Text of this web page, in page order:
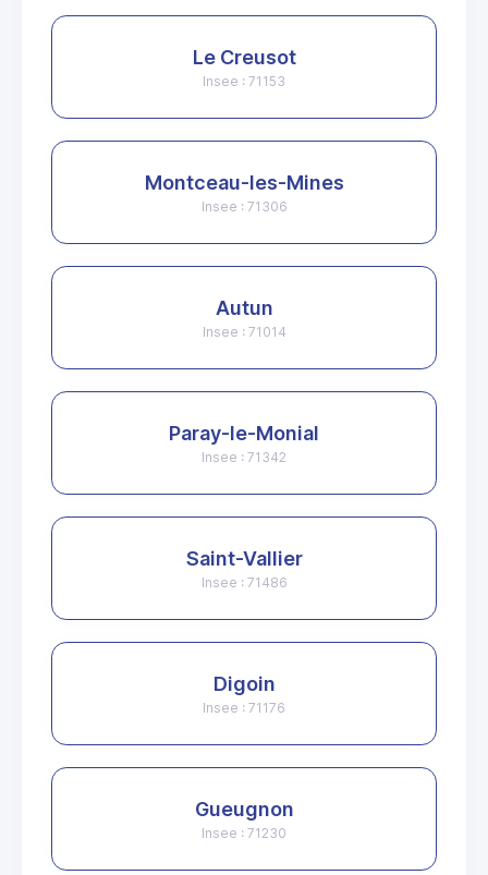
Le Creusot
Insee : 71153
Montceau-les-Mines
Insee : 71306
Autun
Insee : 71014
Paray-le-Monial
Insee : 71342
Saint-Vallier
Insee : 71486
Digoin
Insee : 71176
Gueugnon
Insee : 71230